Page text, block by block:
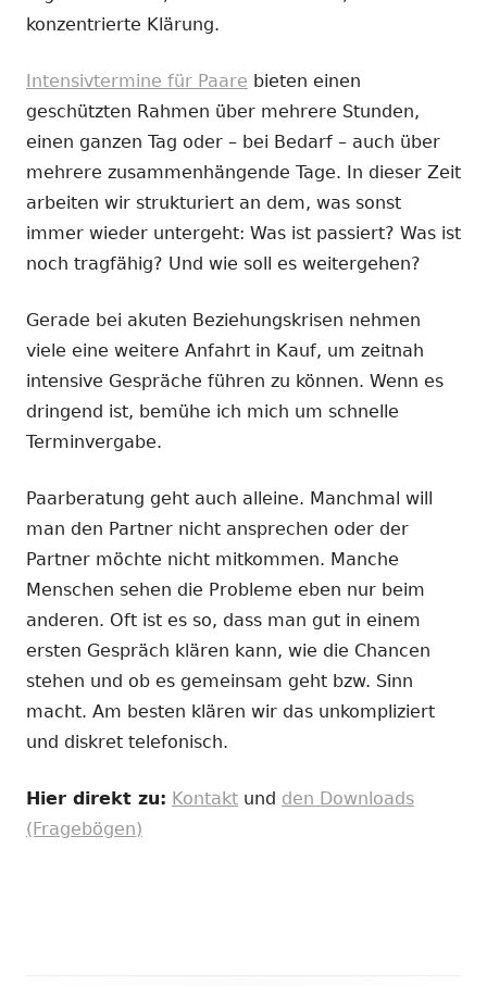
konzentrierte Klärung.
Intensivtermine für Paare bieten einen
geschützten Rahmen über mehrere Stunden,
einen ganzen Tag oder – bei Bedarf – auch über
mehrere zusammenhängende Tage. In dieser Zeit
arbeiten wir strukturiert an dem, was sonst
immer wieder untergeht: Was ist passiert? Was ist
noch tragfähig? Und wie soll es weitergehen?
Gerade bei akuten Beziehungskrisen nehmen
viele eine weitere Anfahrt in Kauf, um zeitnah
intensive Gespräche führen zu können. Wenn es
dringend ist, bemühe ich mich um schnelle
Terminvergabe.
Paarberatung geht auch alleine. Manchmal will
man den Partner nicht ansprechen oder der
Partner möchte nicht mitkommen. Manche
Menschen sehen die Probleme eben nur beim
anderen. Oft ist es so, dass man gut in einem
ersten Gespräch klären kann, wie die Chancen
stehen und ob es gemeinsam geht bzw. Sinn
macht. Am besten klären wir das unkompliziert
und diskret telefonisch.
Hier direkt zu: Kontakt und den Downloads
(Fragebögen)